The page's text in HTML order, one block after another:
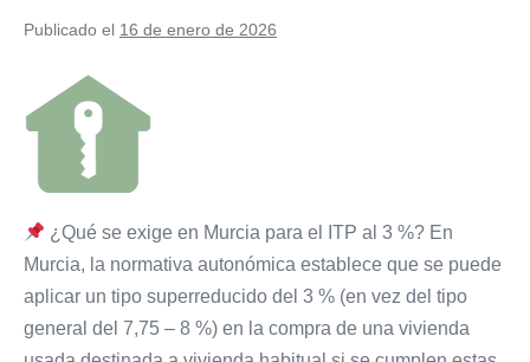
firma
primera
caída
mensual
desde
de
las
El
indicador
ha
cerrado
enero
con
una
del
y
firma
su
primera
Publicado el 16 de enero de 2026
Puedo
acogerme
3%
en
la
Región
¿Qué se exige en Murcia para el ITP al 3 %? En
Murcia, la normativa autonómica establece que se puede
aplicar un tipo superreducido del 3 % (en vez del tipo
general del 7,75 – 8 %) en la compra de una vivienda